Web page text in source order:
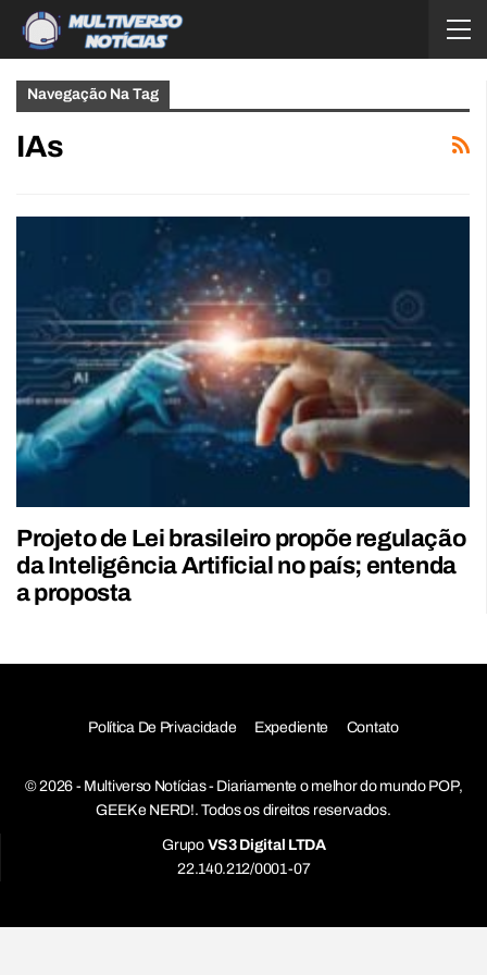
Navegação Na Tag
IAs
Projeto de Lei brasileiro propõe regulação
da Inteligência Artificial no país; entenda
a proposta
Política De Privacidade Expediente Contato
© 2026 - Multiverso Notícias - Diariamente o melhor do mundo POP,
GEEK e NERD!. Todos os direitos reservados.
Grupo VS3 Digital LTDA
22.140.212/0001-07